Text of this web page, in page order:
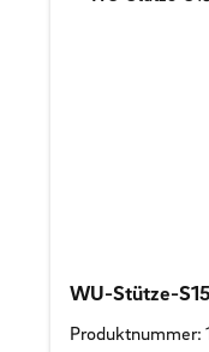
WU-Stütze-
Produktnummer: